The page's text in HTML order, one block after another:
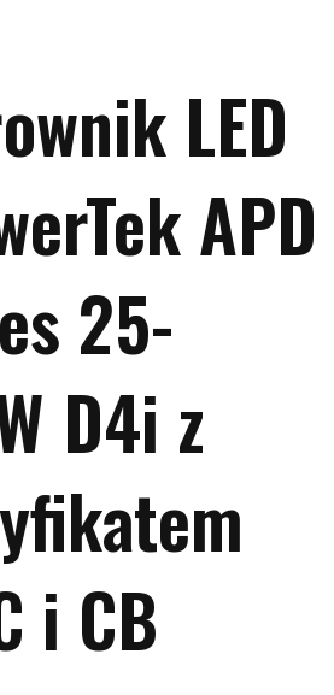
LED
APD
25-
D4i z
i CB